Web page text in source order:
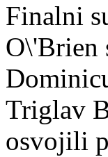
Finalni
O\'Brien
Triglav
osvojili